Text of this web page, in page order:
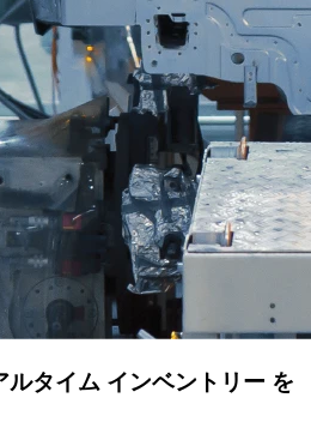
タイム インベントリー を